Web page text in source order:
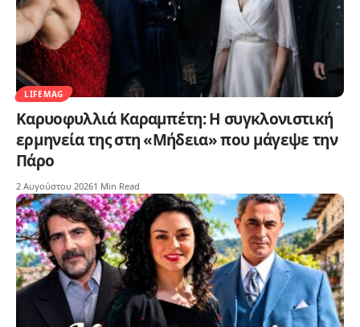
LIFEMAG
Καρυοφυλλιά Καραμπέτη: Η συγκλονιστική
ερμηνεία της στη «Μήδεια» που μάγεψε την
Πάρο
2 Αυγούστου 20261 Min Read